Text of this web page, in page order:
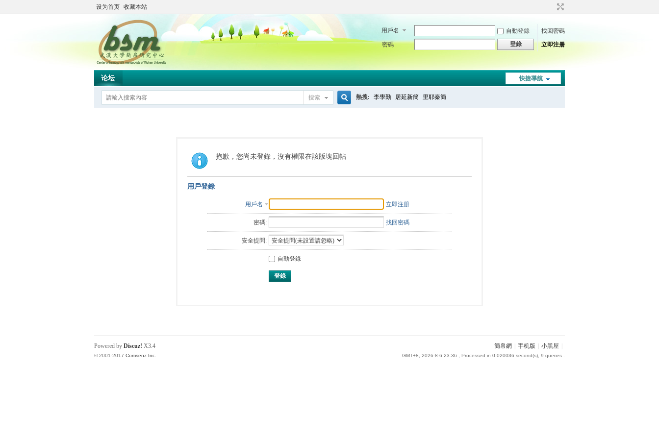
设为首页 收藏本站
用戶名 自動登錄
找回密碼
密碼
登錄 立即注册
快捷導航
论坛
搜索
索
熱搜: 李學勤 居延新簡 里耶秦簡
抱歉，您尚未登錄，沒有權限在該版塊回帖
用戶登錄
用戶名 立即注册
密碼: 找回密碼
安全提問:
自動登錄
登錄
簡帛網 手机版 小黑屋
GMT+8, 2026-8-6 23:36 , Processed in 0.020036 second(s), 9 queries .
Powered by Discuz! X3.4
© 2001-2017 Comsenz Inc.